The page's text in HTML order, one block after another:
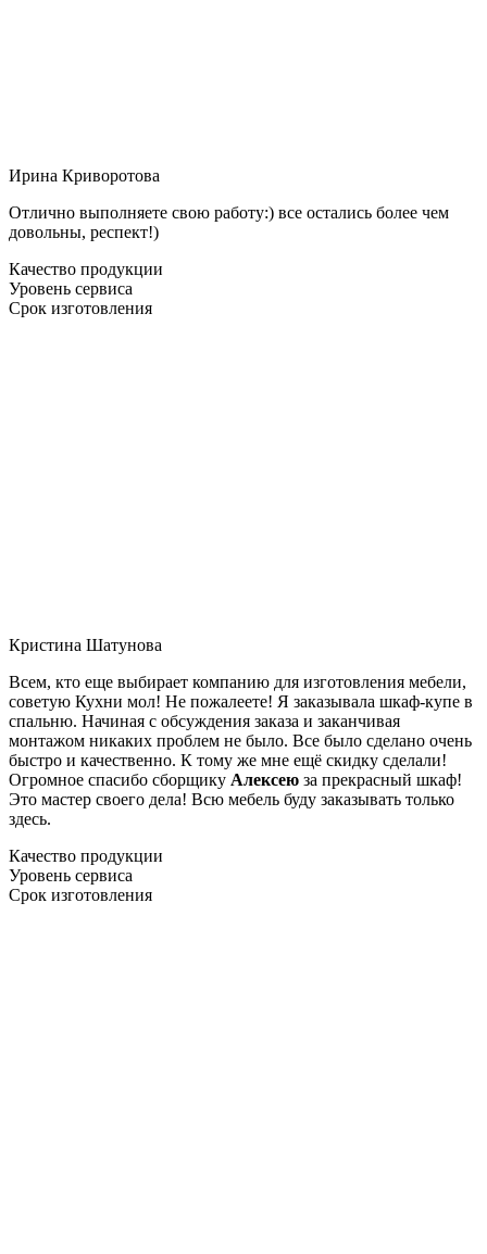
Ирина Криворотова
Отлично выполняете свою работу:) все остались более чем
довольны, респект!)
Качество продукции
Уровень сервиса
Срок изготовления
Кристина Шатунова
Всем, кто еще выбирает компанию для изготовления мебели,
советую Кухни мол! Не пожалеете! Я заказывала шкаф-купе в
спальню. Начиная с обсуждения заказа и заканчивая
монтажом никаких проблем не было. Все было сделано очень
быстро и качественно. К тому же мне ещё скидку сделали!
Огромное спасибо сборщику Алексею за прекрасный шкаф!
Это мастер своего дела! Всю мебель буду заказывать только
здесь.
Качество продукции
Уровень сервиса
Срок изготовления